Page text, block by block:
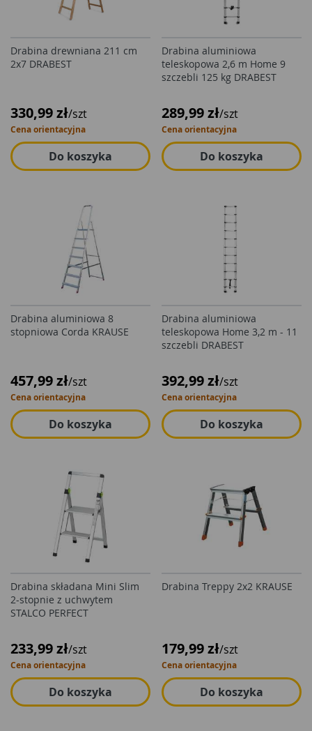
Drabina drewniana 211 cm
2x7 DRABEST
330,99 zł/szt
Cena orientacyjna
Do koszyka
Drabina aluminiowa
teleskopowa 2,6 m Home 9
szczebli 125 kg DRABEST
289,99 zł/szt
Cena orientacyjna
Do koszyka
Drabina aluminiowa 8
stopniowa Corda KRAUSE
457,99 zł/szt
Cena orientacyjna
Do koszyka
Drabina aluminiowa
teleskopowa Home 3,2 m - 11
szczebli DRABEST
392,99 zł/szt
Cena orientacyjna
Do koszyka
Drabina składana Mini Slim
2-stopnie z uchwytem
STALCO PERFECT
233,99 zł/szt
Cena orientacyjna
Do koszyka
Drabina Treppy 2x2 KRAUSE
179,99 zł/szt
Cena orientacyjna
Do koszyka